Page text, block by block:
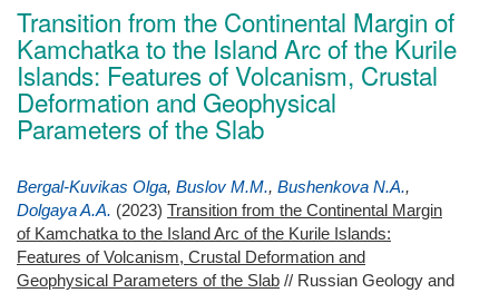
Transition from the Continental Margin of
Kamchatka to the Island Arc of the Kurile
Islands: Features of Volcanism, Crustal
Deformation and Geophysical
Parameters of the Slab
Bergal-Kuvikas Olga, Buslov M.M., Bushenkova N.A.,
Dolgaya A.A. (2023) Transition from the Continental Margin
of Kamchatka to the Island Arc of the Kurile Islands:
Features of Volcanism, Crustal Deformation and
Geophysical Parameters of the Slab // Russian Geology and